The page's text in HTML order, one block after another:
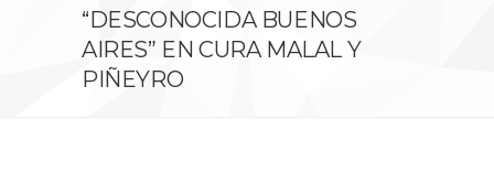
“DESCONOCIDA BUENOS
AIRES” EN CURA MALAL Y
PIÑEYRO